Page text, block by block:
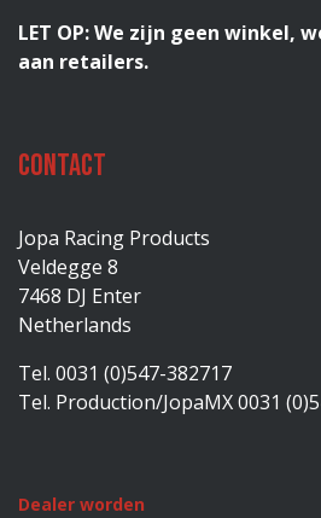
LET OP: We zijn geen winkel,
aan retailers.
Contact
Jopa Racing Products
Veldegge 8
7468 DJ Enter
Netherlands
Tel. 0031 (0)547-382717
Tel. Production/JopaMX 0031
Dealer worden